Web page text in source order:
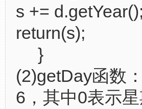
s += d.getYear();
return(s);
}
(2)getDay函数
6，其中0表示